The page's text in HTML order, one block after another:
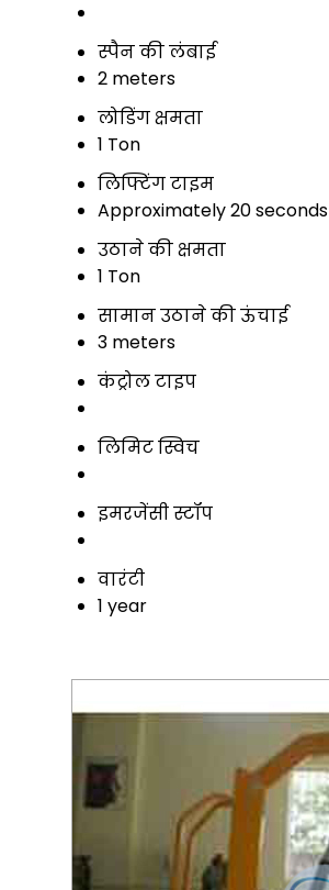
स्पैन की लंबाई
2 meters
लोडिंग क्षमता
1 Ton
लिफ्टिंग टाइम
Approximately 20 seconds
उठाने की क्षमता
1 Ton
सामान उठाने की ऊंचाई
3 meters
कंट्रोल टाइप
लिमिट स्विच
इमरजेंसी स्टॉप
वारंटी
1 year